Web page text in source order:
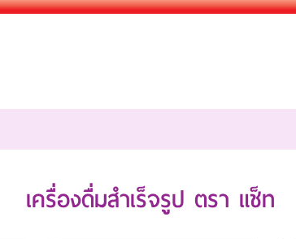
เครื่องดื่มสำเร็จรูป ตรา แช็ท